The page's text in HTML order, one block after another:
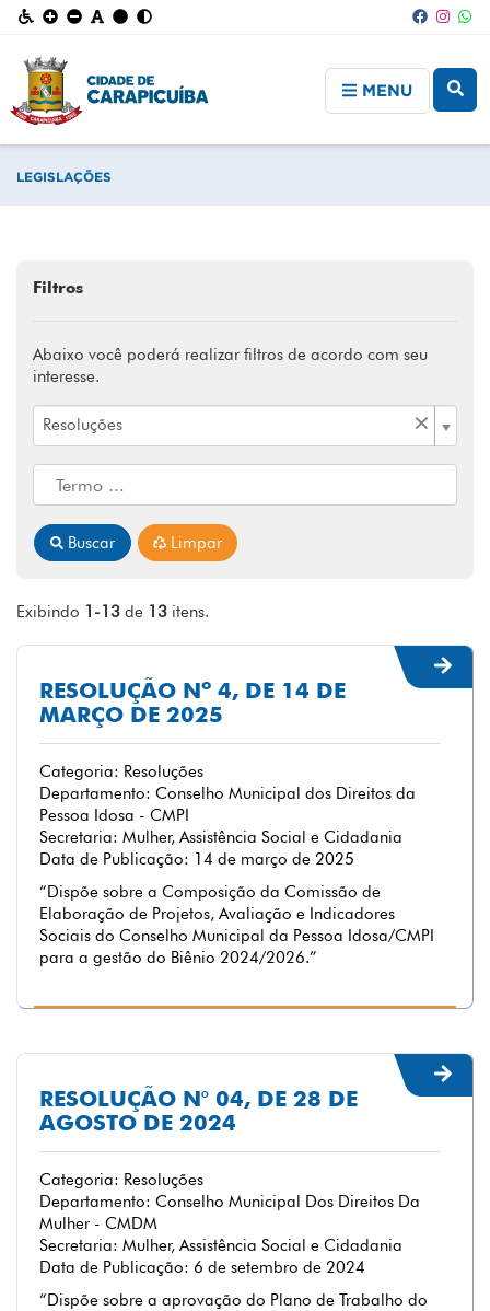
MENU
LEGISLAÇÕES
Exibindo 1-13 de 13 itens.
RESOLUÇÃO Nº 4, DE 14 DE
MARÇO DE 2025
Categoria: Resoluções
Departamento: Conselho Municipal dos Direitos da
Pessoa Idosa - CMPI
Secretaria: Mulher, Assistência Social e Cidadania
Data de Publicação: 14 de março de 2025
“Dispõe sobre a Composição da Comissão de
Elaboração de Projetos, Avaliação e Indicadores
Sociais do Conselho Municipal da Pessoa Idosa/CMPI
para a gestão do Biênio 2024/2026.”
RESOLUÇÃO N° 04, DE 28 DE
AGOSTO DE 2024
Categoria: Resoluções
Departamento: Conselho Municipal Dos Direitos Da
Mulher - CMDM
Secretaria: Mulher, Assistência Social e Cidadania
Data de Publicação: 6 de setembro de 2024
“Dispõe sobre a aprovação do Plano de Trabalho do
Filtros
Abaixo você poderá realizar filtros de acordo com seu
interesse.
×
Resoluções
Buscar Limpar